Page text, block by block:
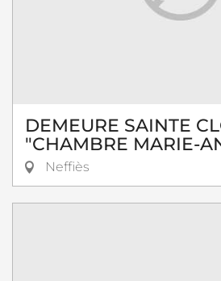
DEMEURE SAINTE
"CHAMBRE MARIE-
Neffiès